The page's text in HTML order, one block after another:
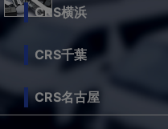
CRS横浜
CRS千葉
CRS名古屋